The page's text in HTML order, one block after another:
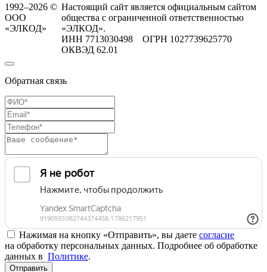
1992–2026 ©
ООО
«ЭЛКОД»
Настоящий сайт является официальным сайтом
общества с ограниченной ответственностью
«ЭЛКОД».
ИНН 7713030498 ОГРН 1027739625770
ОКВЭД 62.01
Обратная связь
Нажимая на кнопку «Отправить», вы даете согласие
на обработку персональных данных. Подробнее об обработке
данных в Политике.
Отправить